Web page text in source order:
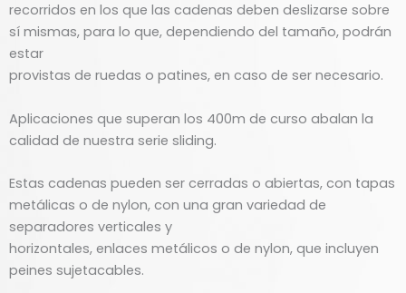
recorridos en los que las cadenas deben deslizarse sobre
sí mismas, para lo que, dependiendo del tamaño, podrán
estar
provistas de ruedas o patines, en caso de ser necesario.
Aplicaciones que superan los 400m de curso abalan la
calidad de nuestra serie sliding.
Estas cadenas pueden ser cerradas o abiertas, con tapas
metálicas o de nylon, con una gran variedad de
separadores verticales y
horizontales, enlaces metálicos o de nylon, que incluyen
peines sujetacables.